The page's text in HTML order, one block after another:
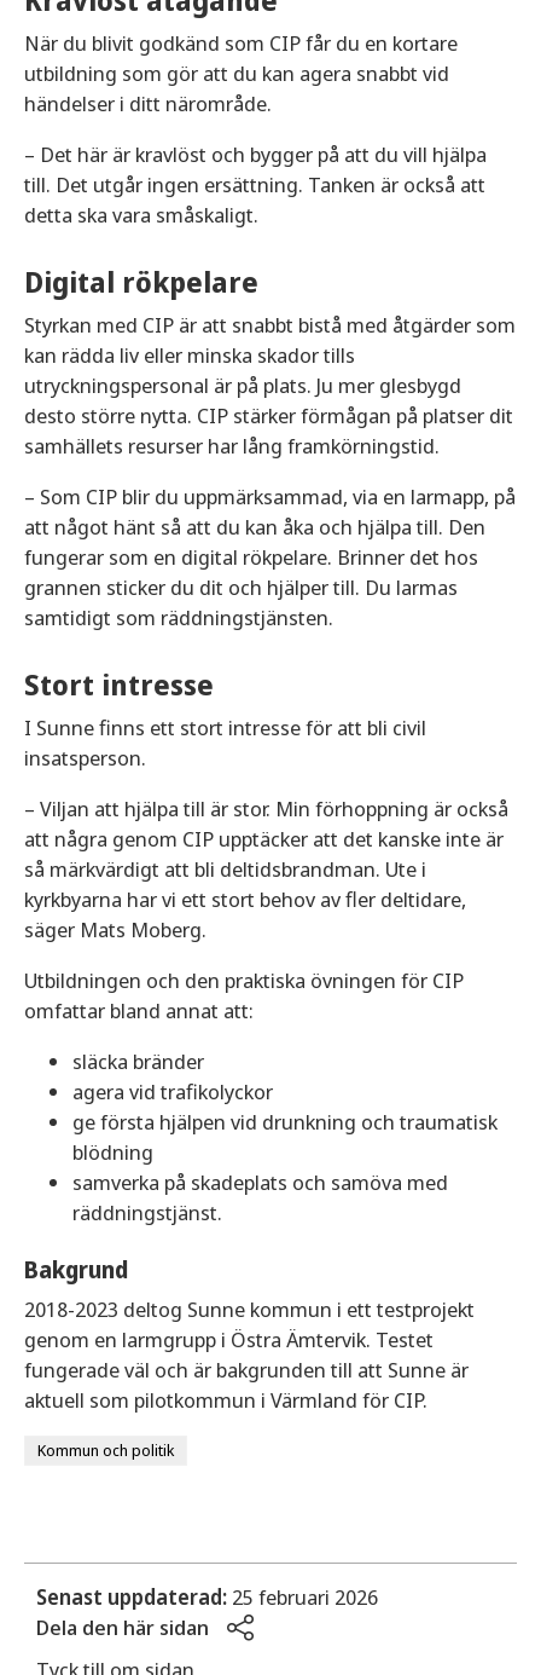
När du blivit godkänd som CIP får du en kortare
utbildning som gör att du kan agera snabbt vid
händelser i ditt närområde.
– Det här är kravlöst och bygger på att du vill hjälpa
till. Det utgår ingen ersättning. Tanken är också att
detta ska vara småskaligt.
Digital rökpelare
Styrkan med CIP är att snabbt bistå med åtgärder som
kan rädda liv eller minska skador tills
utryckningspersonal är på plats. Ju mer glesbygd
desto större nytta. CIP stärker förmågan på platser dit
samhällets resurser har lång framkörningstid.
– Som CIP blir du uppmärksammad, via en larmapp, på
att något hänt så att du kan åka och hjälpa till. Den
fungerar som en digital rökpelare. Brinner det hos
grannen sticker du dit och hjälper till. Du larmas
samtidigt som räddningstjänsten.
Stort intresse
I Sunne finns ett stort intresse för att bli civil
insatsperson.
– Viljan att hjälpa till är stor. Min förhoppning är också
att några genom CIP upptäcker att det kanske inte är
så märkvärdigt att bli deltidsbrandman. Ute i
kyrkbyarna har vi ett stort behov av fler deltidare,
säger Mats Moberg.
Utbildningen och den praktiska övningen för CIP
omfattar bland annat att:
släcka bränder
agera vid trafikolyckor
ge första hjälpen vid drunkning och traumatisk
blödning
samverka på skadeplats och samöva med
räddningstjänst.
Bakgrund
2018-2023 deltog Sunne kommun i ett testprojekt
genom en larmgrupp i Östra Ämtervik. Testet
fungerade väl och är bakgrunden till att Sunne är
aktuell som pilotkommun i Värmland för CIP.
Kommun och politik
Senast uppdaterad: 25 februari 2026
Dela den här sidan
Tyck till om sidan